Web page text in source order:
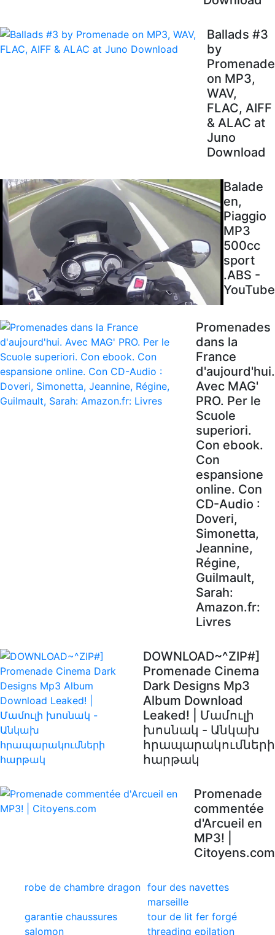
Ballads #3
by
Promenade
on MP3,
WAV,
FLAC, AIFF
& ALAC at
Juno
Download
Balade
en,
Piaggio
MP3
500cc
sport
.ABS -
YouTube
Promenades
dans la
France
d'aujourd'hui.
Avec MAG'
PRO. Per le
Scuole
superiori.
Con ebook.
Con
espansione
online. Con
CD-Audio :
Doveri,
Simonetta,
Jeannine,
Régine,
Guilmault,
Sarah:
Amazon.fr:
Livres
DOWNLOAD~^ZIP#]
Promenade Cinema
Dark Designs Mp3
Album Download
Leaked! | Մամուլի
խոսնակ - Անկախ
հրապարակումների
հարթակ
Promenade
commentée
d'Arcueil en
MP3! |
Citoyens.com
robe de chambre dragon four des navettes
marseille
garantie chaussures
salomon
tour de lit fer forgé
threading epilation